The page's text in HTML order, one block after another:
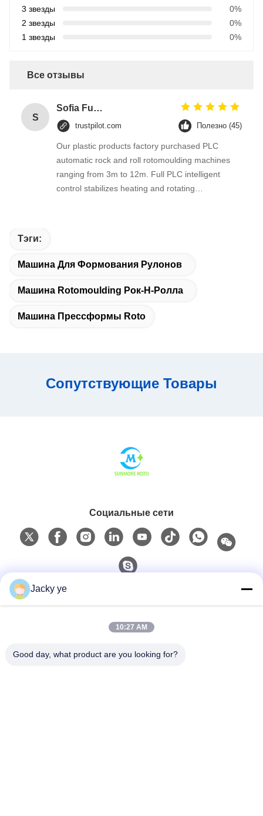
3 звезды
0%
2 звезды
0%
1 звезды
0%
Все отзывы
S
Sofia Fuentes
trustpilot.com Полезно (45)
Our plastic products factory purchased PLC
automatic rock and roll rotomoulding machines
ranging from 3m to 12m. Full PLC intelligent
control stabilizes heating and rotating
Тэги:
Машина Для Формования Рулонов
Машина Rotomoulding Рок-Н-Ролла
Машина Прессформы Roto
Сопутствующие Товары
Социальные сети
Jacky ye
10:27 AM
Good day, what product are you looking for?